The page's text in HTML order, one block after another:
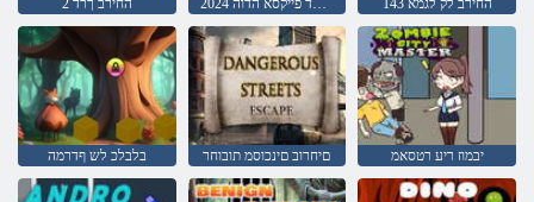
2 החירב ךרד 2024 סאלאד פייקסא הדוה 143 החירב לק לגמא
בלבלכ לש ףדרמה םיחרוב םינכוסמ תובוחר יבמוז ריע רטסאמ